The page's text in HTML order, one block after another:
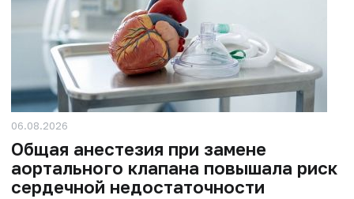
06.08.2026
Общая анестезия при замене
аортального клапана повышала риск
сердечной недостаточности